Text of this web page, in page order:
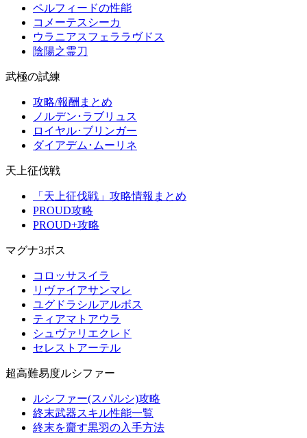
ペルフィードの性能
コメーテスシーカ
ウラニアスフェララヴドス
陰陽之霊刀
武極の試練
攻略/報酬まとめ
ノルデン･ラブリュス
ロイヤル･ブリンガー
ダイアデム･ムーリネ
天上征伐戦
「天上征伐戦」攻略情報まとめ
PROUD攻略
PROUD+攻略
マグナ3ボス
コロッサスイラ
リヴァイアサンマレ
ユグドラシルアルボス
ティアマトアウラ
シュヴァリエクレド
セレストアーテル
超高難易度ルシファー
ルシファー(スパルシ)攻略
終末武器スキル性能一覧
終末を齎す黒羽の入手方法